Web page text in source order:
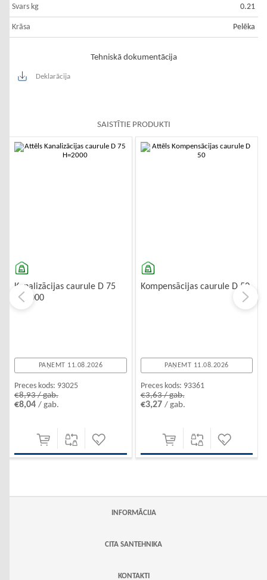
Svars kg 0.21
Krāsa Pelēka
Tehniskā dokumentācija
Deklarācija
SAISTĪTIE PRODUKTI
Kanalizācijas caurule D 75
H=2000
PAŅEMT 11.08.2026
Preces kods: 93025
€8,93 / gab.
€8,04 / gab.
Kompensācijas caurule D 50
PAŅEMT 11.08.2026
Preces kods: 93361
€3,63 / gab.
€3,27 / gab.
INFORMĀCIJA
CITA SANTEHNIKA
KONTAKTI